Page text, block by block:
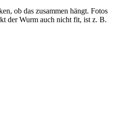
ob das zusammen hängt. Fotos
der Wurm auch nicht fit, ist z. B.